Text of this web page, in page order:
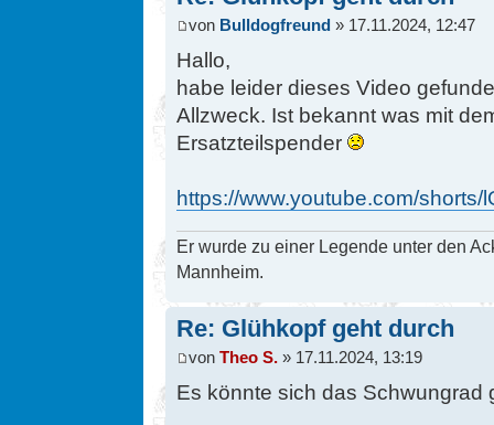
von Bulldogfreund » 17.11.2024, 12:47
Hallo,
habe leider dieses Video
Allzweck. Ist bekannt was mit
Ersatzteilspender
https://www.youtube.com/shorts/
Er wurde zu einer Legende unter den
Mannheim.
Re: Glühkopf geht durch
von Theo S. » 17.11.2024, 13:19
Es könnte sich das Schwungrad